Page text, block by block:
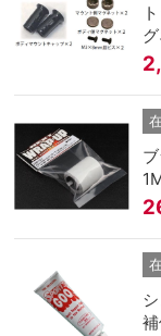
補